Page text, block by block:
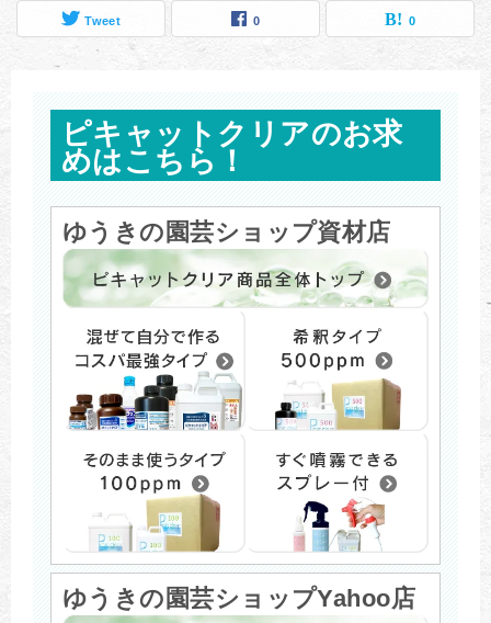
Tweet 0 0
ピキャットクリアのお求
めはこちら！
ゆうきの園芸ショップ資材店
ゆうきの園芸ショップYahoo店